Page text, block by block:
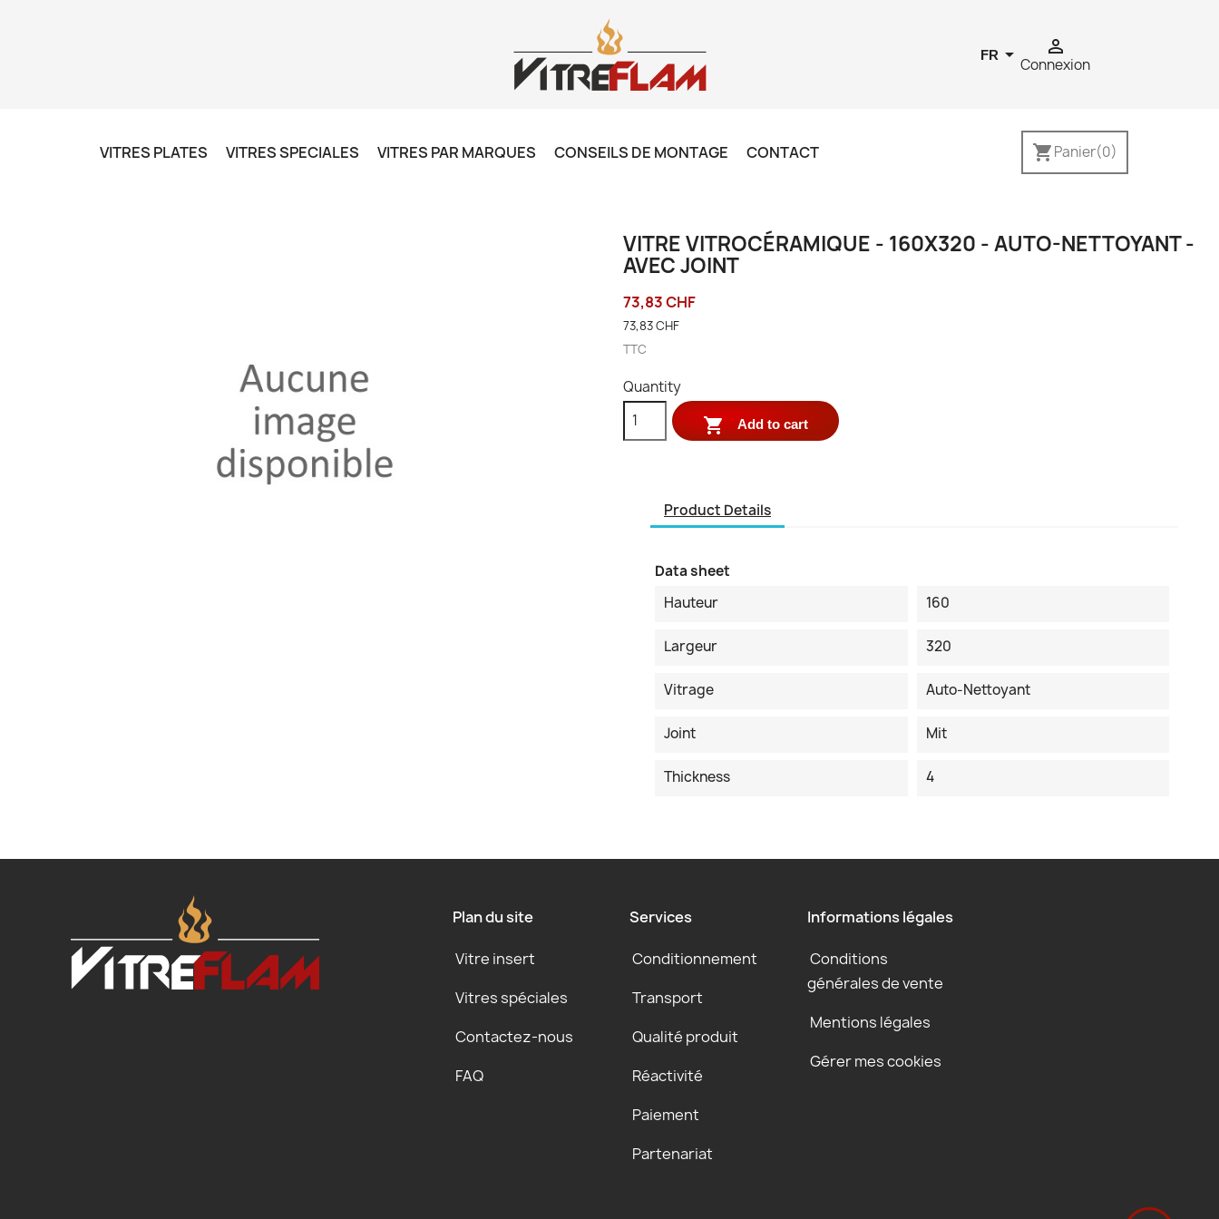
FR  
Connexion
shopping_cartPanier(0)
VITRES PLATES VITRES SPECIALES VITRES PAR MARQUES CONSEILS DE MONTAGE CONTACT
VITRE VITROCÉRAMIQUE - 160X320 - AUTO-NETTOYANT -
AVEC JOINT
73,83 CHF
73,83 CHF
TTC
Quantity
 Add to cart
Product Details
Data sheet
Hauteur
160
Largeur 320
Vitrage Auto-Nettoyant
Joint Mit
Thickness 4
Plan du site
Vitre insert
Vitres spéciales
Contactez-nous
FAQ
Services
Conditionnement
Transport
Qualité produit
Réactivité
Paiement
Partenariat
Informations légales
Conditions
générales de vente
Mentions légales
Gérer mes cookies